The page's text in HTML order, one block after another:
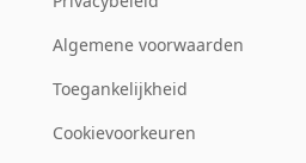
Algemene voorwaarden
Toegankelijkheid
Cookievoorkeuren